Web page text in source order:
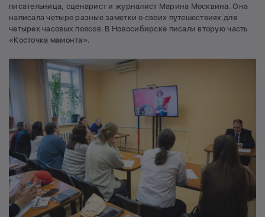
писательница, сценарист и журналист Марина Москвина. Она
написала четыре разные заметки о своих путешествиях для
четырех часовых поясов. В Новосибирске писали вторую часть
«Косточка мамонта».